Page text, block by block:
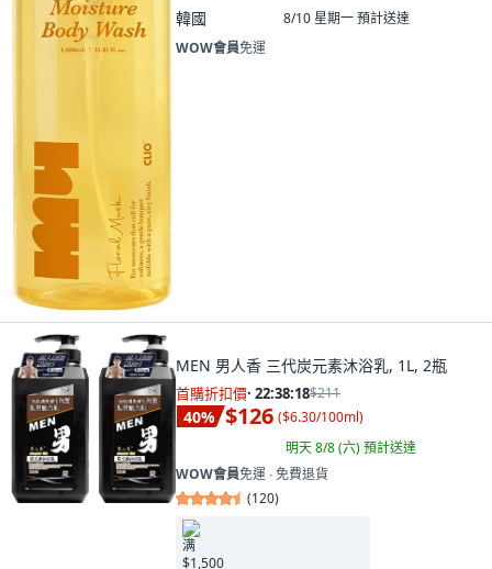
韓國 8/10 星期一預計送達
WOW會員免運
MEN 男人香 三代炭元素沐浴乳, 1L, 2瓶
首購折扣價· 22:38:16$211
40% $126 ($6.30/100ml)
明天 8/8 (六)預計送達
WOW會員免運 ∙ 免費退貨
(120)